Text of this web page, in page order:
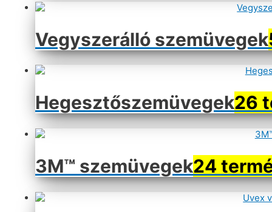
Vegyszerálló szemüvegek
Hegesztőszemüvegek26
3M™ szemüvegek24